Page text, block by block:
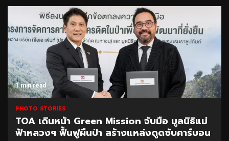
1 min read
PHOTO STORIES
TOA เดินหน้า Green Mission จับมือ มูลนิธิแม่
ฟ้าหลวงฯ ฟื้นฟูผืนป่า สร้างแหล่งดูดซับคาร์บอน